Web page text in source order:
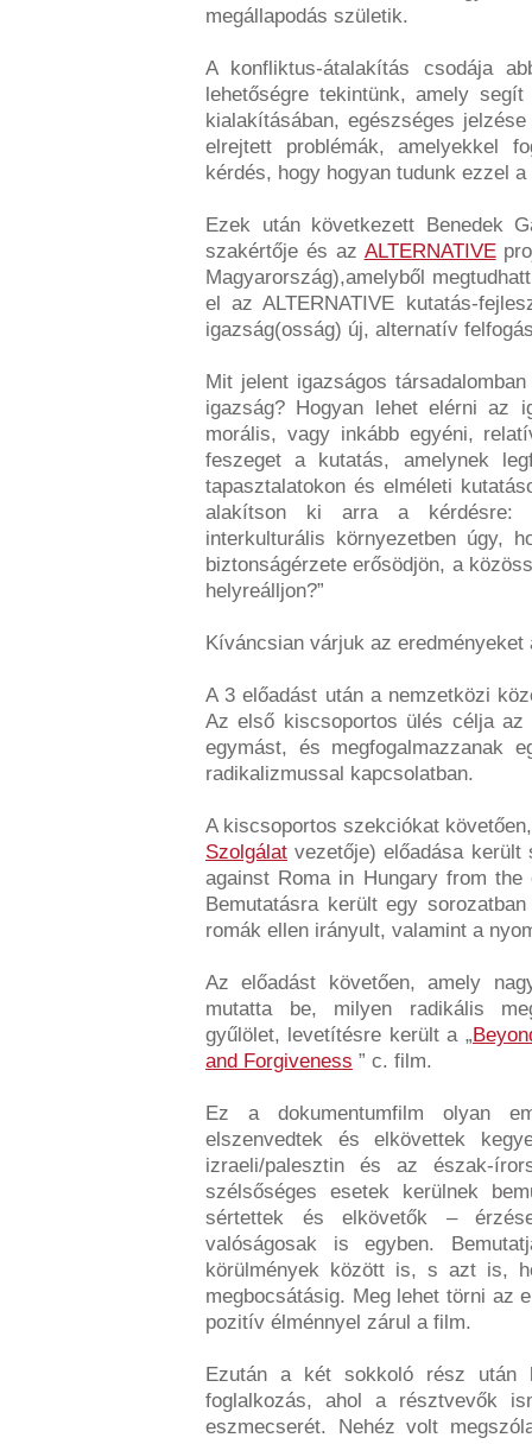
megállapodás születik.
A konfliktus-átalakítás csodája
lehetőségre tekintünk, amely
kialakításában, egészséges
elrejtett problémák, amelyekkel
kérdés, hogy hogyan tudunk ezzel
Ezek után következett Benedek
szakértője és az ALTERNATIVE
Magyarország),amelyből
el az ALTERNATIVE kutatás-
igazság(osság) új, alternatív
Mit jelent igazságos
igazság? Hogyan lehet elérni az
morális, vagy inkább egyéni,
feszeget a kutatás, amelynek
tapasztalatokon és elméleti
alakítson ki arra a kérdésre:
interkulturális környezetben úgy,
biztonságérzete erősödjön, a
helyreálljon?”
Kíváncsian várjuk az
A 3 előadást után a nemzetközi
Az első kiscsoportos ülés célja
egymást, és megfogalmazzanak
radikalizmussal kapcsolatban.
A kiscsoportos szekciókat
Szolgálat vezetője) előadása került
against Roma in Hungary from
Bemutatásra került egy
romák ellen irányult, valamint a
Az előadást követően, amely
mutatta be, milyen radikális
gyűlölet, levetítésre került a „
and Forgiveness ” c. film.
Ez a dokumentumfilm olyan
elszenvedtek és elkövettek
izraeli/palesztin és az észak-
szélsőséges esetek kerülnek
sértettek és elkövetők –
valóságosak is egyben.
körülmények között is, s azt is,
megbocsátásig. Meg lehet törni az
pozitív élménnyel zárul a film.
Ezután a két sokkoló rész után
foglalkozás, ahol a résztvevők
eszmecserét. Nehéz volt